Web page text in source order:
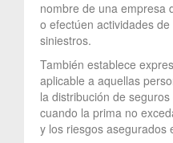
nombre de una empresa
o efectúen actividades
siniestros.
También establece
aplicable a aquellas
la distribución de
cuando la prima no
y los riesgos asegurados